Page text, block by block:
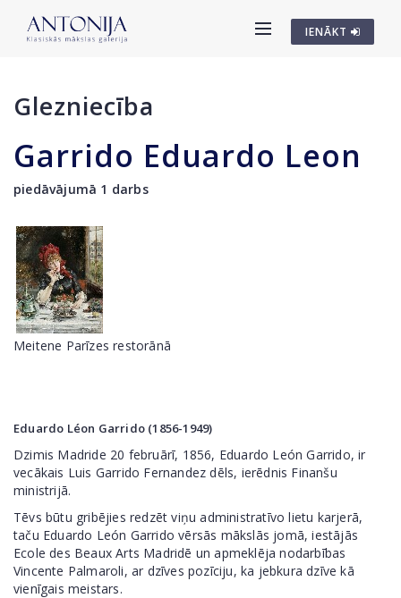
IENĀKT
Glezniecība
Garrido Eduardo Leon
piedāvājumā 1 darbs
Meitene Parīzes restorānā
Eduardo Léon Garrido (1856-1949)
Dzimis Madride 20 februārī, 1856, Eduardo León Garrido, ir
vecākais Luis Garrido Fernandez dēls, ierēdnis Finanšu
ministrijā.
Tēvs būtu gribējies redzēt viņu administratīvo lietu karjerā,
taču Eduardo León Garrido vērsās mākslās jomā, iestājās
Ecole des Beaux Arts Madridē un apmeklēja nodarbības
Vincente Palmaroli, ar dzīves pozīciju, ka jebkura dzīve kā
vienīgais meistars.